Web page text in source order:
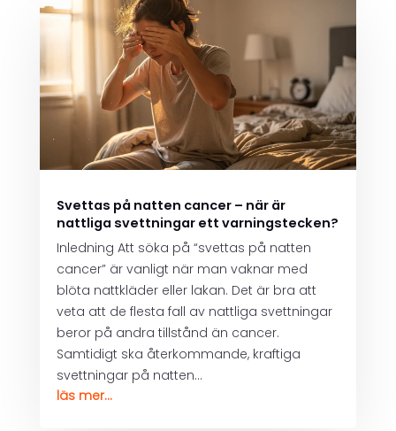
Svettas på natten cancer – när är
nattliga svettningar ett varningstecken?
Inledning Att söka på “svettas på natten
cancer” är vanligt när man vaknar med
blöta nattkläder eller lakan. Det är bra att
veta att de flesta fall av nattliga svettningar
beror på andra tillstånd än cancer.
Samtidigt ska återkommande, kraftiga
svettningar på natten...
läs mer...